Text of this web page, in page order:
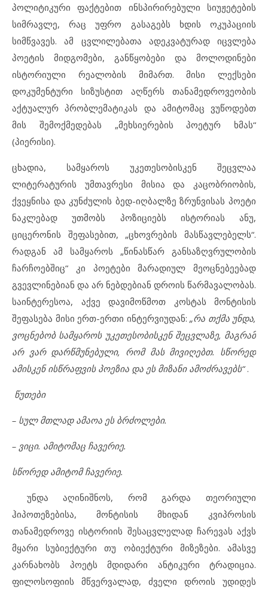
პოლიტიკური ფაქტებით ინსპირირებული სიუჟეტების
სიმრავლე, რაც უფრო გასაგებს ხდის ოკუპაციის
სიმწვავეს. ამ ცვლილებათა ადეკვატურად იცვლება
პოეტის მიდგომები, განწყობები და მოლოდინები
ისტორიული რეალობის მიმართ. მისი ლექსები
დოკუმენტური სიზუსტით აღწერს თანამედროვეობის
აქტუალურ პრობლემატიკას და ამიტომაც ვუწოდებთ
მის შემოქმედებას „მეხსიერების პოეტურ ხმას“
(პიერისი).
ცხადია, სამყაროს უკეთესობისკენ შეცვლაა
ლიტერატურის უმთავრესი მისია და კაცობრიობის,
ქვეყნისა და კუნძულის ბედ-იღბალზე ზრუნვისას პოეტი
ნაკლებად უთმობს პოზიციებს ისტორიას ანუ,
ციცერონის შეფასებით, „ცხოვრების მასწავლებელს“.
რადგან ამ სამყაროს „წინასწარ განსაზღვრულობის
ჩარჩოებშიც“ კი პოეტები მარადიულ მეოცნებეებად
გვევლინებიან და არ ნებდებიან დროის წარმავალობას.
საინტერესოა, აქვე დავიმოწმოთ კოსტას მონტისის
შეფასება მისი ერთ-ერთი ინტერვიუდან: „რა თქმა უნდა,
ვოცნებობ სამყაროს უკეთესობისკენ შეცვლაზე, მაგრამ
არ ვარ დარწმუნებული, რომ მას მივიღებთ. სწორედ
ამისკენ ისწრაფვის პოეზია და ეს მიზანი ამოძრავებს“.
წუთები
– სულ მთლად ამაოა ეს ბრძოლები.
– ვიცი. ამიტომაც ჩავერიე.
სწორედ ამიტომ ჩავერიე.
უნდა აღინიშნოს, რომ გარდა თეორიული
ჰიპოთეზებისა, მონტისის მხიდან კვიპროსის
თანამედროვე ისტორიის შესაცვლელად ჩარევას აქვს
მყარი სუბიექტური თუ ობიექტური მიზეზები. ამასვე
კარნახობს პოეტს მდიდარი ანტიკური ტრადიცია.
ფილოსოფიის მწვერვალად, ძველი დროის უდიდეს